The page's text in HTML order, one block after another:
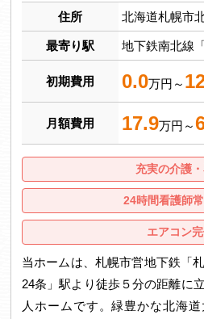
住所 北海道札幌市
最寄り駅 地下鉄南北線
初期費用 0.0万円～
月額費用 17.9万円～
充実の介護
24時間看護師
エアコン
当ホームは、札幌市営地下鉄「
24条」駅より徒歩５分の距離に
人ホームです。緑豊かな北海